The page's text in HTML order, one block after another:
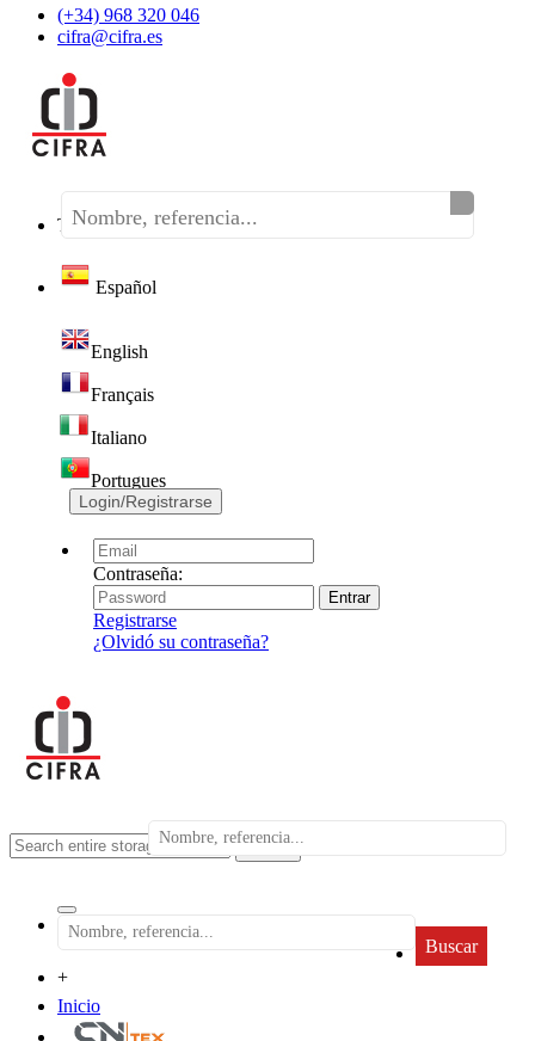
(+34) 968 320 046
cifra@cifra.es
Teléfono:(+34) 968 320 046
Español
English
Français
Italiano
Portugues
Login/Registrarse
Contraseña:
Registrarse
¿Olvidó su contraseña?
search
Buscar
+
Inicio